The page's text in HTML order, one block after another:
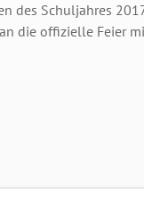
des Schuljahres
die offizielle Feier